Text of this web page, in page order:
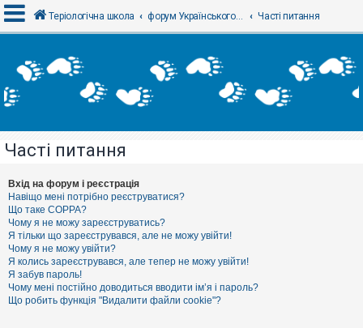
х
і
Р
є
с
т
р
а
ц
і
я
Т
Теріологічна школа форум Українського теріологічного товариства Часті питання
Часті питання
Вхід на форум і реєстрація
Навіщо мені потрібно реєструватися?
Що таке COPPA?
Чому я не можу зареєструватись?
Я тільки що зареєструвався, але не можу увійти!
Чому я не можу увійти?
Я колись зареєструвався, але тепер не можу увійти!
Я забув пароль!
Чому мені постійно доводиться вводити ім’я і пароль?
Що робить функція "Видалити файли cookie"?